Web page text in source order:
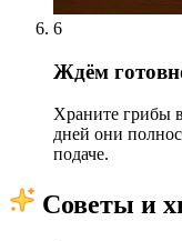
6
Ждём
Храните грибы
дней они
подаче.
Советы и